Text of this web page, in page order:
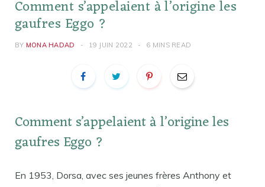
Comment s’appelaient à l’origine les
gaufres Eggo ?
BY MONA HADAD 19 JUIN 2022 6 MINS READ
Comment s’appelaient à l’origine les
gaufres Eggo ?
En 1953, Dorsa, avec ses jeunes frères Anthony et